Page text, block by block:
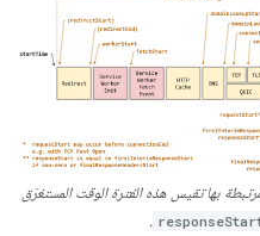
تقيس هذه الفترة الوقت المستغرَق
.